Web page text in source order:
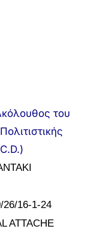
του
26/16-1-24
ATTACHE